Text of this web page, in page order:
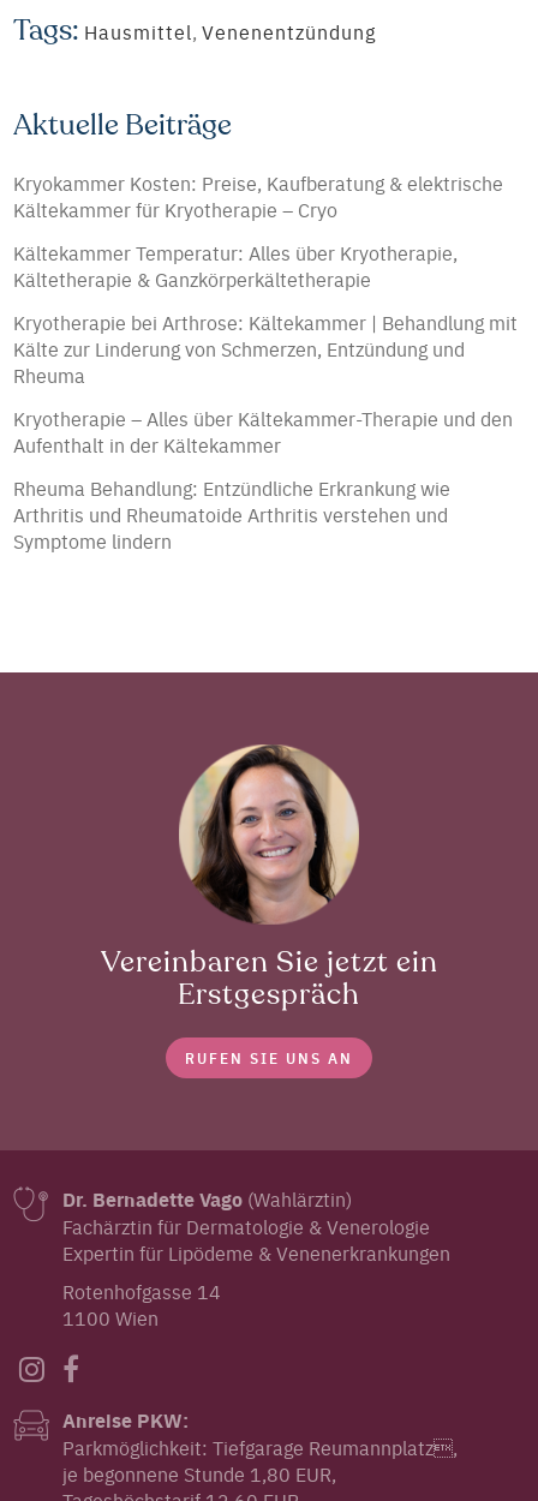
Tags: Hausmittel,Venenentzündung
Aktuelle Beiträge
Kryokammer Kosten: Preise, Kaufberatung & elektrische
Kältekammer für Kryotherapie – Cryo
Kältekammer Temperatur: Alles über Kryotherapie,
Kältetherapie & Ganzkörperkältetherapie
Kryotherapie bei Arthrose: Kältekammer | Behandlung mit
Kälte zur Linderung von Schmerzen, Entzündung und
Rheuma
Kryotherapie – Alles über Kältekammer-Therapie und den
Aufenthalt in der Kältekammer
Rheuma Behandlung: Entzündliche Erkrankung wie
Arthritis und Rheumatoide Arthritis verstehen und
Symptome lindern
Vereinbaren Sie jetzt ein
Erstgespräch
RUFEN SIE UNS AN
Dr. Bernadette Vago (Wahlärztin)
Fachärztin für Dermatologie & Venerologie
Expertin für Lipödeme & Venenerkrankungen
Rotenhofgasse 14
1100 Wien
Anreise PKW:
Parkmöglichkeit: Tiefgarage Reumannplatz,
je begonnene Stunde 1,80 EUR,